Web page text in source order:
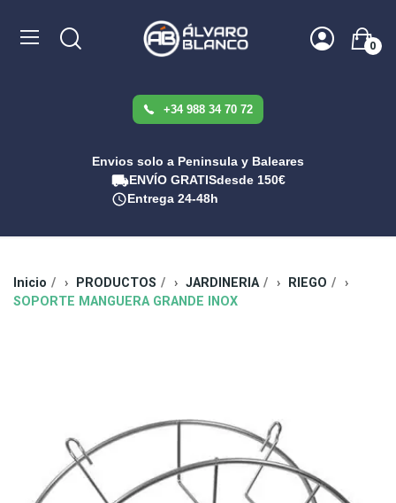
0
+34 988 34 70 72
Envios solo a Peninsula y Baleares
ENVÍO GRATISdesde 150€
Entrega 24-48h
Inicio PRODUCTOS JARDINERIA
RIEGO
SOPORTE MANGUERA GRANDE INOX